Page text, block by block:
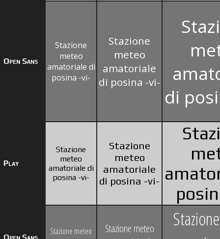
Open Sans
Stazione
meteo
amatoriale di
posina -vi-
Stazione
meteo
amatoriale
di posina -vi-
di
Play
Stazione
meteo
amatoriale di
posina -vi-
Stazione
meteo
amatoriale
di posina -vi-
Stazione meteo
Stazione meteo